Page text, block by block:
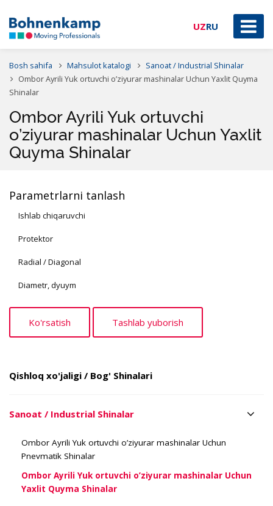
UZRU
Bosh sahifa Mahsulot katalogi
Sanoat / Industrial Shinalar
Ombor Ayrili Yuk ortuvchi o’ziyurar mashinalar Uchun Yaxlit Quyma
Shinalar
Ombor Ayrili Yuk ortuvchi
o’ziyurar mashinalar Uchun Yaxlit
Quyma Shinalar
Parametrlarni tanlash
Ishlab chiqaruvchi
Protektor
Radial / Diagonal
Diametr, dyuym
Qishloq xo'jaligi / Bog' Shinalari
Sanoat / Industrial Shinalar
Ombor Ayrili Yuk ortuvchi o’ziyurar mashinalar Uchun
Pnevmatik Shinalar
Ombor Ayrili Yuk ortuvchi o’ziyurar mashinalar Uchun
Yaxlit Quyma Shinalar